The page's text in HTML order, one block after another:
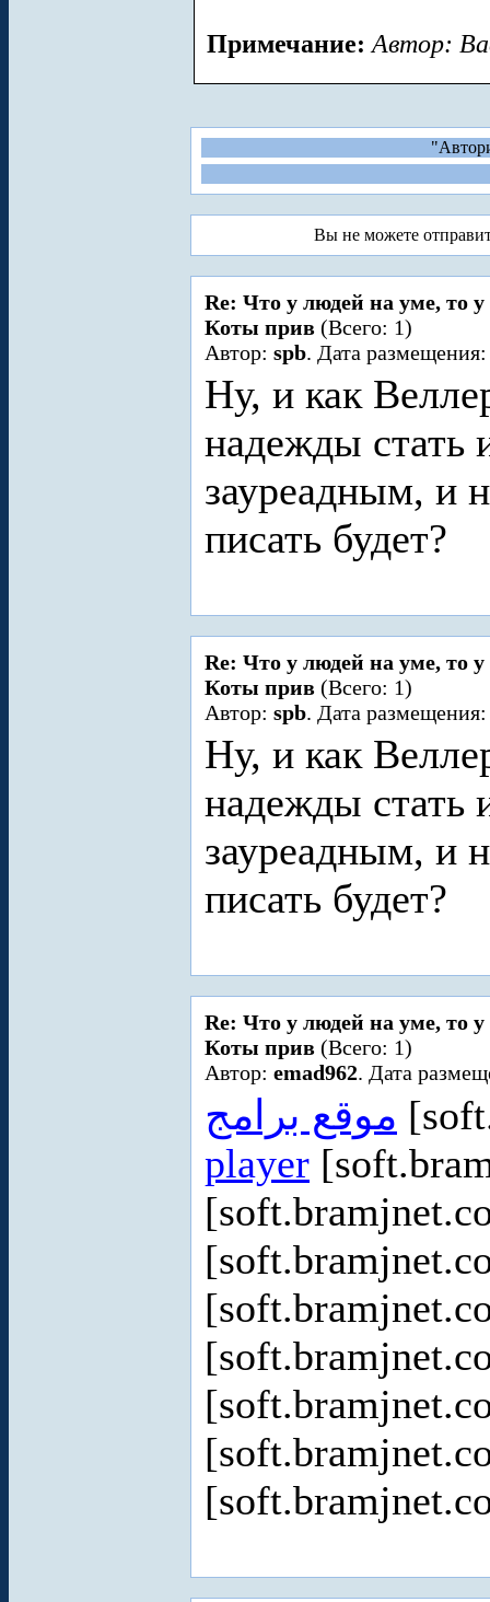
Примечание: Автор:
Вы не можете
Re: Что у людей на уме, то
Коты прив (Всего: 1)
Автор: spb. Дата
Ну, и как
надежды стать
зауреадным, и
писать будет?
Re: Что у людей на уме, то
Коты прив (Всего: 1)
Автор: spb. Дата
Ну, и как
надежды стать
зауреадным, и
писать будет?
Re: Что у людей на уме, то
Коты прив (Всего: 1)
Автор: emad962. Дата
موقع برامج
player